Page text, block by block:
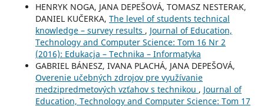
HENRYK NOGA, JANA DEPEŠOVÁ, TOMASZ NESTERAK,
DANIEL KUČERKA, The level of students technical
knowledge – survey results , Journal of Education,
Technology and Computer Science: Tom 16 Nr 2
(2016): Edukacja – Technika – Informatyka
GABRIEL BÁNESZ, IVANA PLACHÁ, JANA DEPEŠOVÁ,
Overenie učebných zdrojov pre využívanie
medzipredmetových vzťahov s technikou , Journal of
Education, Technology and Computer Science: Tom 17